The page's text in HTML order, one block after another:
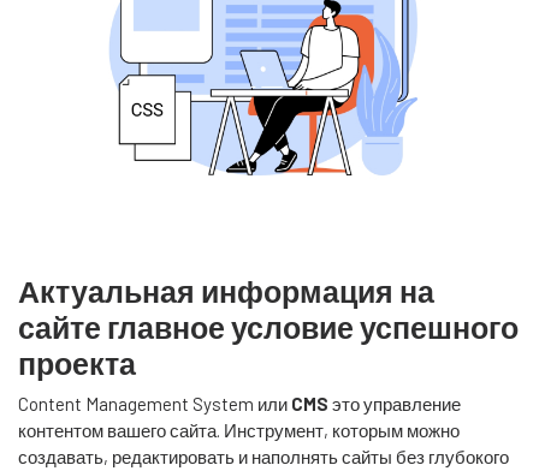
Актуальная информация на
сайте главное условие успешного
проекта
Content Management System или CMS это управление
контентом вашего сайта. Инструмент, которым можно
создавать, редактировать и наполнять сайты без глубокого